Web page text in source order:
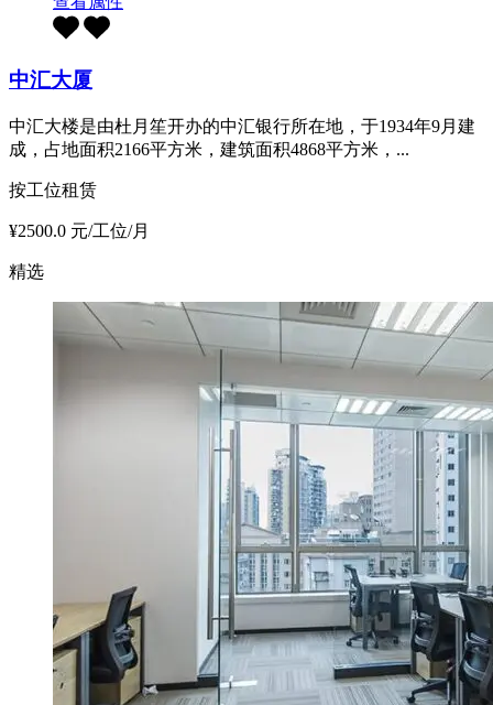
中汇大厦
中汇大楼是由杜月笙开办的中汇银行所在地，于1934年9月建
成，占地面积2166平方米，建筑面积4868平方米，...
按工位租赁
¥2500.0 元/工位/月
精选